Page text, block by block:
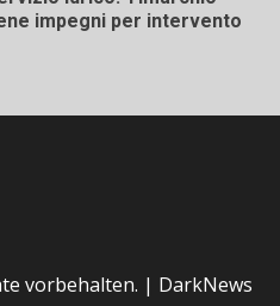
impegni per intervento
vorbehalten. | DarkNews